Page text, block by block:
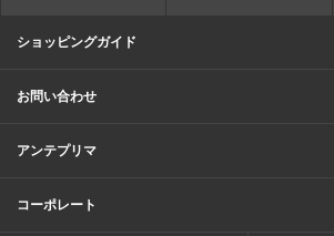
ショッピングガイド
会員特典
ご購入・配送について
返品について
ギフト包装
FAQ
サイトマップ
お問い合わせ
メールでのお問い合わせ
お修理についてのお問い合わせ
アンテプリマ
ブランドサイト
ショップリスト
ワイヤーバッグについて
特集
オンラインストアニュース
コーポレート